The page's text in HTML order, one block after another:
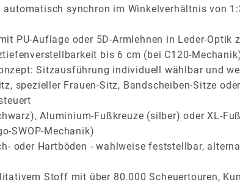
synchron im Winkelverhältnis von
PU-Auflage oder 5D-Armlehnen in Leder-
bis 6 cm (bei C120-
Sitzausführung individuell wählbar und
spezieller Frauen-Sitz, Bandscheiben-Sitze
Aluminium-Fußkreuze (silber) oder XL-
SWOP-Mechanik)
oder Hartböden - wahlweise feststellbar,
Stoff mit über 80.000 Scheuertouren,